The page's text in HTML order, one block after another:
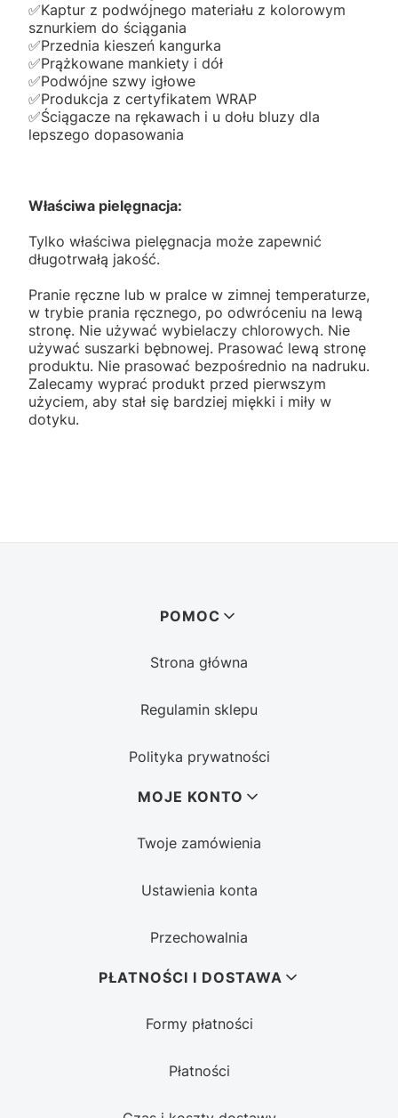
✅️Kaptur z podwójnego materiału z kolorowym
sznurkiem do ściągania
✅️Przednia kieszeń kangurka
✅️Prążkowane mankiety i dół
✅️Podwójne szwy igłowe
✅️Produkcja z certyfikatem WRAP
✅️Ściągacze na rękawach i u dołu bluzy dla
lepszego dopasowania
Właściwa pielęgnacja:
Tylko właściwa pielęgnacja może zapewnić
długotrwałą jakość.
Pranie ręczne lub w pralce w zimnej temperaturze,
w trybie prania ręcznego, po odwróceniu na lewą
stronę. Nie używać wybielaczy chlorowych. Nie
używać suszarki bębnowej. Prasować lewą stronę
produktu. Nie prasować bezpośrednio na nadruku.
Zalecamy wyprać produkt przed pierwszym
użyciem, aby stał się bardziej miękki i miły w
dotyku.
POMOC
Strona główna
Regulamin sklepu
Polityka prywatności
MOJE KONTO
Twoje zamówienia
Ustawienia konta
Przechowalnia
PŁATNOŚCI I DOSTAWA
Formy płatności
Płatności